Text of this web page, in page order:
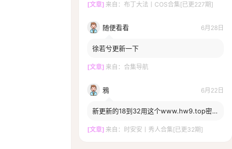
[文章] 来自： 布丁大法丨COS合集[已更227期]
随便看看 6月28日
徐若兮更新一下
[文章] 来自： 合集导航
鴉 6月22日
新更新的18到32用这个www.hw9.top密码
嘛？
[文章] 来自： 时安安丨秀人合集[已更32期]